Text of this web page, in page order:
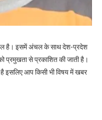
है। इसमें अंचल के साथ देश-प्रदेश
प्रमुखता से प्रकाशित की जाती है।
इसलिए आप किसी भी विषय में खबर